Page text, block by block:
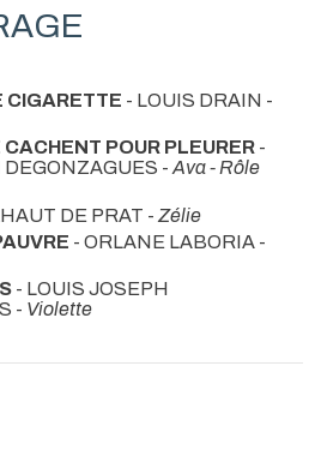
CIGARETTE - LOUIS DRAIN -
POUR PLEURER -
DEGONZAGUES -Ava - Rôle
DE PRAT - Zélie
- ORLANE LABORIA -
- LOUIS JOSEPH
- Violette